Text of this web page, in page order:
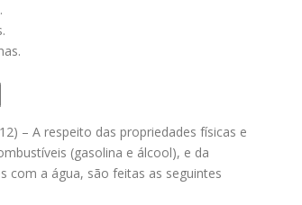
– A respeito das propriedades físicas e
(gasolina e álcool), e da
com a água, são feitas as seguintes